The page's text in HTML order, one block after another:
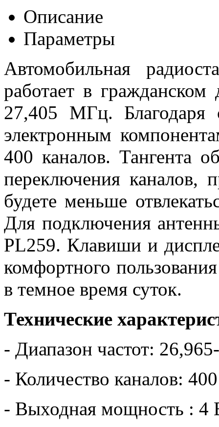
Описание
Параметры
Автомобильная
работает в гражданском
27,405 МГц. Благодаря
электронным
400 каналов. Тангента
переключения каналов,
будете меньше
Для подключения
PL259. Клавиши и
комфортного
в темное время суток.
Технические
- Диапазон частот:
- Количество каналов:
- Выходная мощность : 4